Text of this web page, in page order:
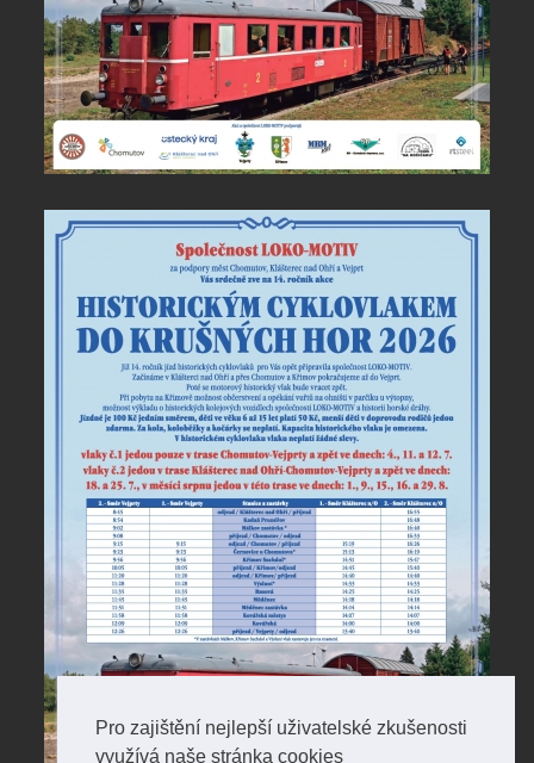
Pro zajištění nejlepší uživatelské zkušenosti
využívá naše stránka cookies